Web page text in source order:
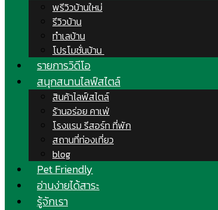
พรีวิวบ้านใหม่
รีวิวบ้าน
ทำเลบ้าน
โปรโมชั่นบ้าน
รายการวิดีโอ
สนุกสนานไลฟ์สไตล์
สินค้าไลฟ์สไตล์
ร้านอร่อย คาเฟ่
โรงแรม รีสอร์ท ที่พัก
สถานที่ท่องเที่ยว
blog
Pet Friendly
อ่านง่ายได้สาระ
รู้จักเรา